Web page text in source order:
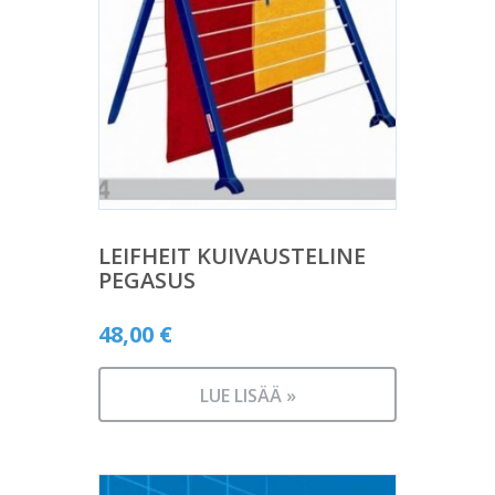
LEIFHEIT KUIVAUSTELINE
PEGASUS
48,00 €
LUE LISÄÄ »